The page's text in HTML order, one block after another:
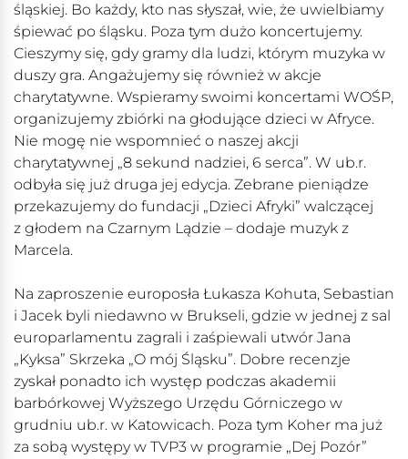
śląskiej. Bo każdy, kto nas słyszał, wie, że uwielbiamy
śpiewać po śląsku. Poza tym dużo koncertujemy.
Cieszymy się, gdy gramy dla ludzi, którym muzyka w
duszy gra. Angażujemy się również w akcje
charytatywne. Wspieramy swoimi koncertami WOŚP,
organizujemy zbiórki na głodujące dzieci w Afryce.
Nie mogę nie wspomnieć o naszej akcji
charytatywnej „8 sekund nadziei, 6 serca”. W ub.r.
odbyła się już druga jej edycja. Zebrane pieniądze
przekazujemy do fundacji „Dzieci Afryki” walczącej
z głodem na Czarnym Lądzie – dodaje muzyk z
Marcela.
Na zaproszenie europosła Łukasza Kohuta, Sebastian
i Jacek byli niedawno w Brukseli, gdzie w jednej z sal
europarlamentu zagrali i zaśpiewali utwór Jana
„Kyksa” Skrzeka „O mój Śląsku”. Dobre recenzje
zyskał ponadto ich występ podczas akademii
barbórkowej Wyższego Urzędu Górniczego w
grudniu ub.r. w Katowicach. Poza tym Koher ma już
za sobą występy w TVP3 w programie „Dej Pozór”